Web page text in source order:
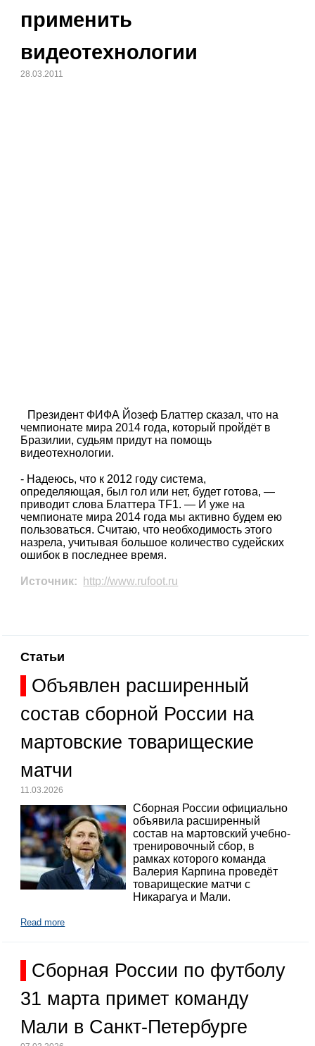
применить
видеотехнологии
28.03.2011
Президент ФИФА Йозеф Блаттер сказал, что на
чемпионате мира 2014 года, который пройдёт в
Бразилии, судьям придут на помощь
видеотехнологии.
- Надеюсь, что к 2012 году система,
определяющая, был гол или нет, будет готова, —
приводит слова Блаттера TF1. — И уже на
чемпионате мира 2014 года мы активно будем ею
пользоваться. Считаю, что необходимость этого
назрела, учитывая большое количество судейских
ошибок в последнее время.
Источник: http://www.rufoot.ru
Статьи
Объявлен расширенный
состав сборной России на
мартовские товарищеские
матчи
11.03.2026
Сборная России официально
объявила расширенный
состав на мартовский учебно-
тренировочный сбор, в
рамках которого команда
Валерия Карпина проведёт
товарищеские матчи с
Никарагуа и Мали.
Read more
Сборная России по футболу
31 марта примет команду
Мали в Санкт-Петербурге